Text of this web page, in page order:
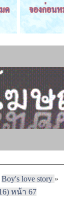
Boy's love story »
หน้า 67